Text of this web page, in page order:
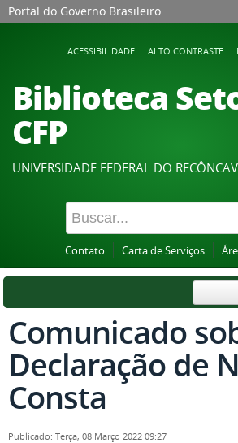
Portal do Governo Brasileiro
ACESSIBILIDADE ALTO CONTRASTE
Biblioteca
CFP
UNIVERSIDADE FEDERAL DO
Contato Carta de Serviços
Comunicado
Declaração de
Consta
Publicado: Terça, 08 Março 2022 09:27